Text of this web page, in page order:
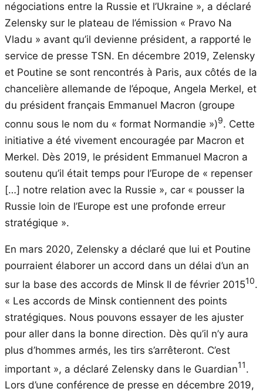
négociations entre la Russie et l’Ukraine », a déclaré
Zelensky sur le plateau de l’émission « Pravo Na
Vladu » avant qu’il devienne président, a rapporté le
service de presse TSN. En décembre 2019, Zelensky
et Poutine se sont rencontrés à Paris, aux côtés de la
chancelière allemande de l’époque, Angela Merkel, et
du président français Emmanuel Macron (groupe
connu sous le nom du « format Normandie »)9. Cette
initiative a été vivement encouragée par Macron et
Merkel. Dès 2019, le président Emmanuel Macron a
soutenu qu’il était temps pour l’Europe de « repenser
[…] notre relation avec la Russie », car « pousser la
Russie loin de l’Europe est une profonde erreur
stratégique ».
En mars 2020, Zelensky a déclaré que lui et Poutine
pourraient élaborer un accord dans un délai d’un an
sur la base des accords de Minsk II de février 201510.
« Les accords de Minsk contiennent des points
stratégiques. Nous pouvons essayer de les ajuster
pour aller dans la bonne direction. Dès qu’il n’y aura
plus d’hommes armés, les tirs s’arrêteront. C’est
important », a déclaré Zelensky dans le Guardian11.
Lors d’une conférence de presse en décembre 2019,